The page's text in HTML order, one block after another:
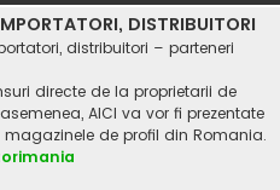
DISTRIBUITORI
distribuitori – parteneri
directe de la proprietarii de
AICI va vor fi prezentate
de profil din Romania.